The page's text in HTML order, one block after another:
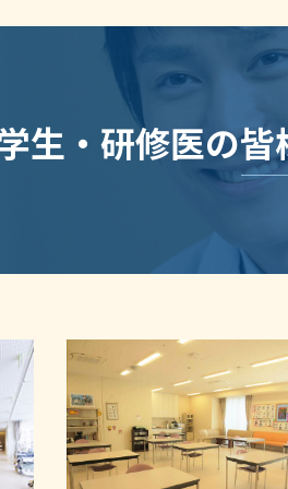
生・研修医の皆